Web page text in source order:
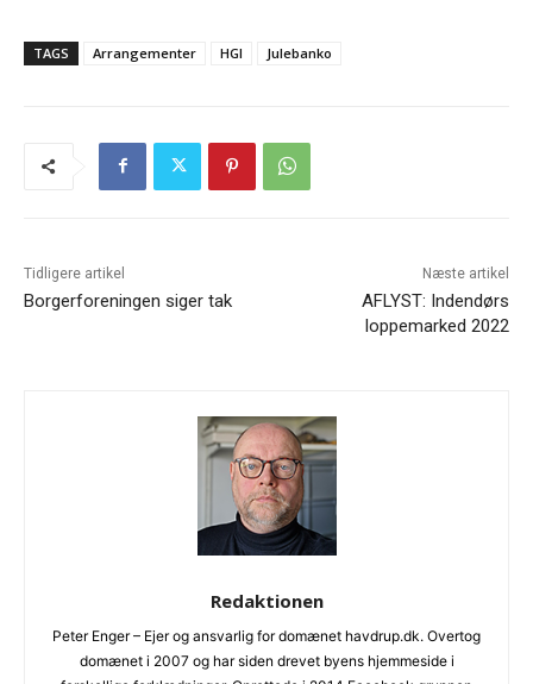
TAGS Arrangementer HGI Julebanko
Tidligere artikel
Borgerforeningen siger tak
Næste artikel
AFLYST: Indendørs
loppemarked 2022
Redaktionen
Peter Enger – Ejer og ansvarlig for domænet havdrup.dk. Overtog
domænet i 2007 og har siden drevet byens hjemmeside i